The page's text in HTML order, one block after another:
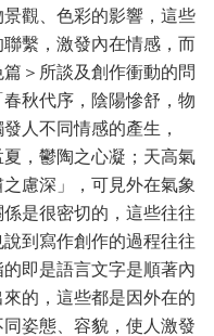
觀、色彩的影響，這些
繫，激發內在情感，而
＞所談及創作衝動的問
秋代序，陰陽慘舒，物
人不同情感的產生，
夏，鬱陶之心凝；天高氣
慮深」，可見外在氣象
是很密切的，這些往往
到寫作創作的過程往往
即是語言文字是順著內
的，這些都是因外在的
姿態、容貌，使人激發